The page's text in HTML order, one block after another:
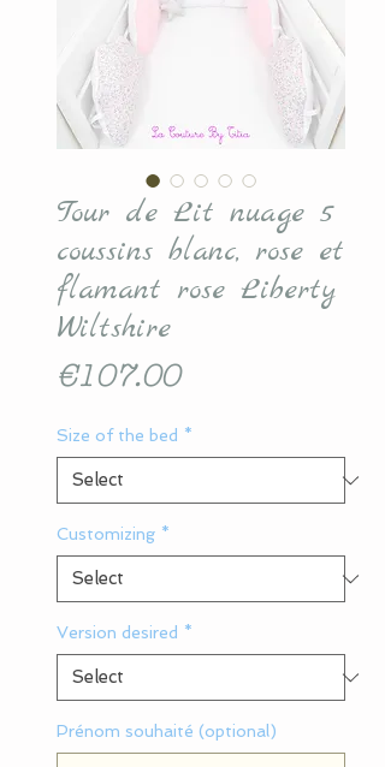
Tour de Lit nuage 5
coussins blanc, rose et
flamant rose Liberty
Wiltshire
€107.00Price
Size of the bed *
Customizing *
Version desired *
Prénom souhaité (optional)